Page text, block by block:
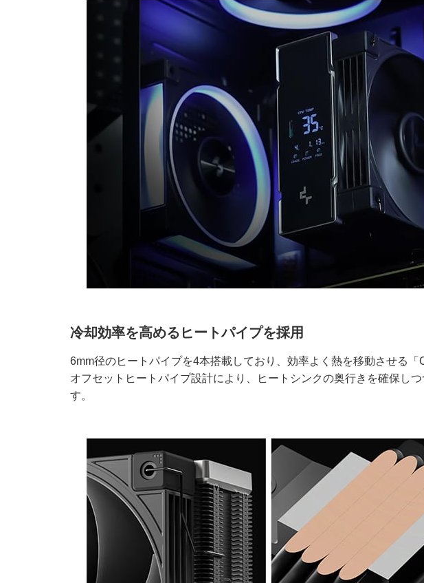
冷却効率を高めるヒートパイプを採用
6mm径のヒートパイプを4本搭載しており、効率よく熱を移動させる
オフセットヒートパイプ設計により、ヒートシンクの奥行きを確保し
す。